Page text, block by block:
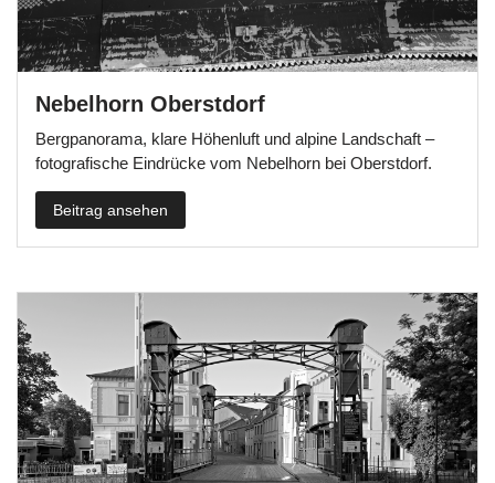
Nebelhorn Oberstdorf
Bergpanorama, klare Höhenluft und alpine Landschaft –
fotografische Eindrücke vom Nebelhorn bei Oberstdorf.
Beitrag ansehen